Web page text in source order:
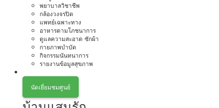
พยาบาลวิชาชีพ
กล้องวงจรปิด
แพทย์เฉพาะทาง
อาหารตามโภชนาการ
ดูแลความสะอาด ซักผ้า
กายภาพบำบัด
กิจกรรมนันทนาการ
รายงานข้อมูลสุขภาพ
นัดเยี่ยมชมศูนย์